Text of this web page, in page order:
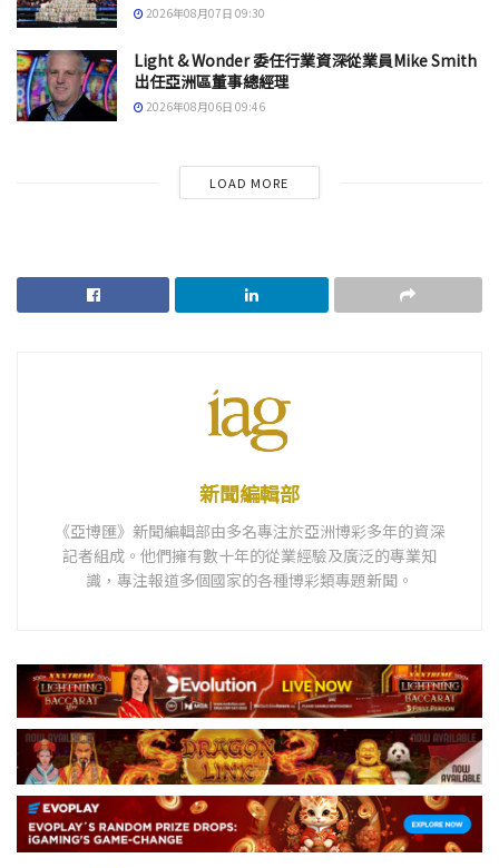
2026年08月07日 09:30
Light & Wonder 委任行業資深從業員Mike Smith
出任亞洲區董事總經理
2026年08月06日 09:46
LOAD MORE
新聞編輯部
《亞博匯》新聞編輯部由多名專注於亞洲博彩多年的資深
記者組成。他們擁有數十年的從業經驗及廣泛的專業知
識，專注報道多個國家的各種博彩類專題新聞。